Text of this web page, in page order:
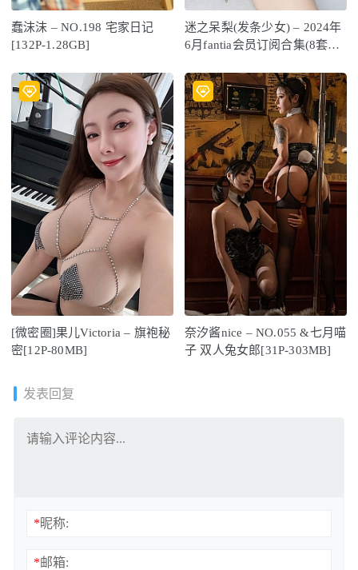
蠢沫沫 – NO.198 宅家日记
[132P-1.28GB]
迷之呆梨(发条少女) – 2024年
6月fantia会员订阅合集(8套）
[微密圈]果儿Victoria – 旗袍秘
密[12P-80MB]
奈汐酱nice – NO.055 &七月喵
子 双人兔女郎[31P-303MB]
发表回复
*昵称:
*邮箱: